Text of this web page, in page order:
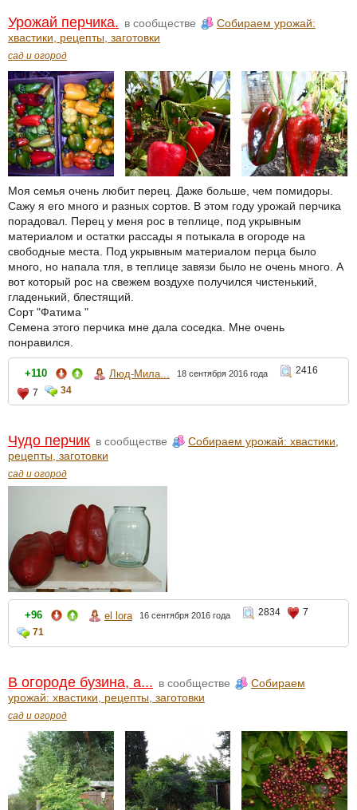
Урожай перчика. в сообществе
Собираем урожай:
хвастики, рецепты, заготовки
сад и огород
Моя семья очень любит перец. Даже больше, чем помидоры.
Сажу я его много и разных сортов. В этом году урожай перчика
порадовал. Перец у меня рос в теплице, под укрывным
материалом и остатки рассады я потыкала в огороде на
свободные места. Под укрывным материалом перца было
много, но напала тля, в теплице завязи было не очень много. А
вот который рос на свежем воздухе получился чистенький,
гладенький, блестящий.
Сорт "Фатима "
Семена этого перчика мне дала соседка. Мне очень
понравился.
+110 Люд-Мила... 18 сентября 2016 года
2416
7
34
Чудо перчик в сообществе
Собираем урожай: хвастики,
рецепты, заготовки
сад и огород
+96 el lora 16 сентября 2016 года 2834
7
71
В огороде бузина, а... в сообществе
Собираем
урожай: хвастики, рецепты, заготовки
сад и огород